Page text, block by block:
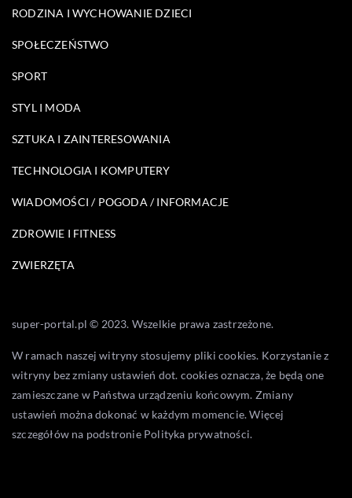
RODZINA I WYCHOWANIE DZIECI
SPOŁECZEŃSTWO
SPORT
STYL I MODA
SZTUKA I ZAINTERESOWANIA
TECHNOLOGIA I KOMPUTERY
WIADOMOŚCI / POGODA / INFORMACJE
ZDROWIE I FITNESS
ZWIERZĘTA
super-portal.pl © 2023. Wszelkie prawa zastrzeżone.
W ramach naszej witryny stosujemy pliki cookies. Korzystanie z
witryny bez zmiany ustawień dot. cookies oznacza, że będą one
zamieszczane w Państwa urządzeniu końcowym. Zmiany
ustawień można dokonać w każdym momencie. Więcej
szczegółów na podstronie Polityka prywatności.